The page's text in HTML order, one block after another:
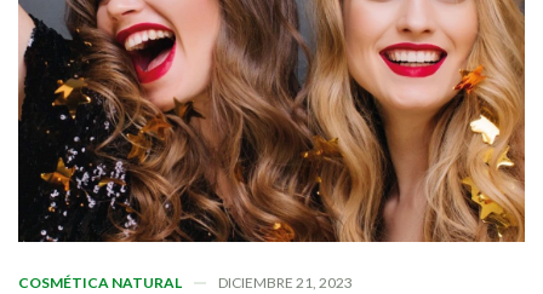
COSMÉTICA NATURAL DICIEMBRE 21, 2023